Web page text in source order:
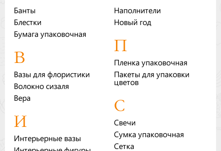
Бренды
Доставка
Оптовикам
Банты
Блестки
Бумага упаковочная
В
Вазы для флористики
Волокно сизаля
Вера
И
Интерьерные вазы
Интерьерные фигуры
Наполнители
Новый год
П
Пленка упаковочная
Пакеты для упаковки
цветов
С
Свечи
Сумка упаковочная
Сетка